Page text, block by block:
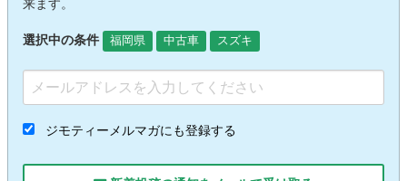
来ます。
選択中の条件 福岡県 中古車 スズキ
ジモティーメルマガにも登録する